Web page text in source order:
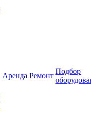
Аренда Ремонт
Подбор